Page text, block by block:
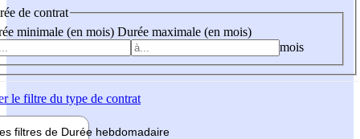
de contrat
minimale (en mois) Durée maximale (en mois)
mois
le filtre du type de contrat
filtres de Durée hebdomadaire